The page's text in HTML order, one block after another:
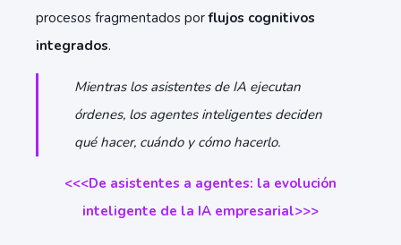
procesos fragmentados porflujos cognitivos
integrados.
Mientras los asistentes de IA ejecutan
órdenes, los agentes inteligentes deciden
qué hacer, cuándo y cómo hacerlo.
<<<De asistentes a agentes: la evolución
inteligente de la IA empresarial>>>